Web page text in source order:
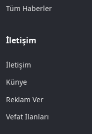
Tüm Haberler
İletişim
İletişim
Künye
Reklam Ver
Vefat İlanları